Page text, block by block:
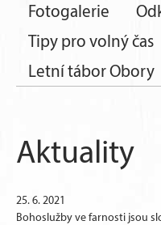
Fotogalerie
Tipy pro volný čas
Letní tábor Obory
Aktuality
25. 6. 2021
Bohoslužby ve farnosti jsou